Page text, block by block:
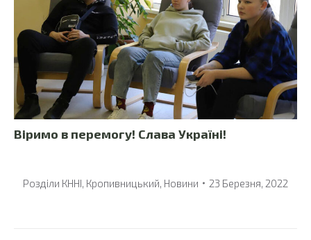
Віримо в перемогу! Слава Україні!
Розділи КННІ, Кропивницький, Новини 23 Березня, 2022